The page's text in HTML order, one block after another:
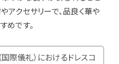
アクセサリーで、品良く華や
めです。
際儀礼）におけるドレスコ